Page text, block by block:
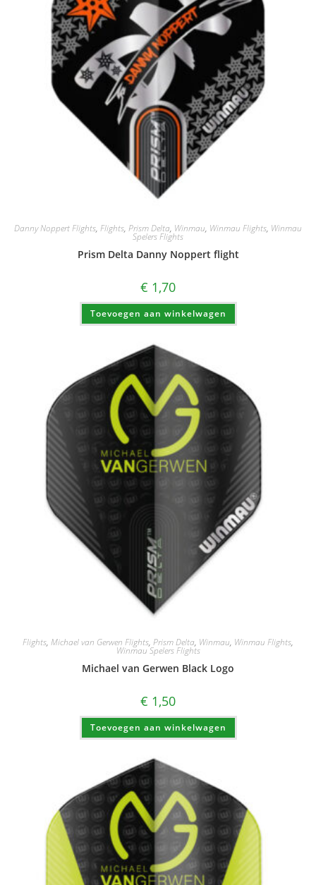
Danny Noppert Flights, Flights, Prism Delta, Winmau, Winmau Flights, Winmau
Spelers Flights
Prism Delta Danny Noppert flight
€ 1,70
Toevoegen aan winkelwagen
Flights, Michael van Gerwen Flights, Prism Delta, Winmau, Winmau Flights,
Winmau Spelers Flights
Michael van Gerwen Black Logo
€ 1,50
Toevoegen aan winkelwagen